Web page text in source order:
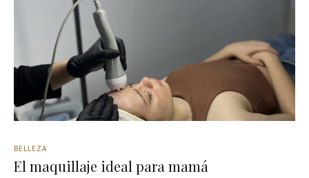
BELLEZA
El maquillaje ideal para mamá